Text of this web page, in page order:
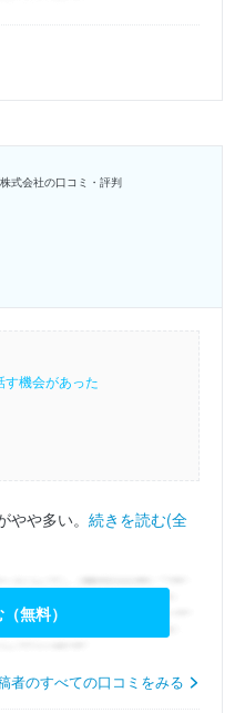
式会社の口コミ・評判
機会があった
や多い。 続きを読む(全
無料）
者のすべての口コミをみる